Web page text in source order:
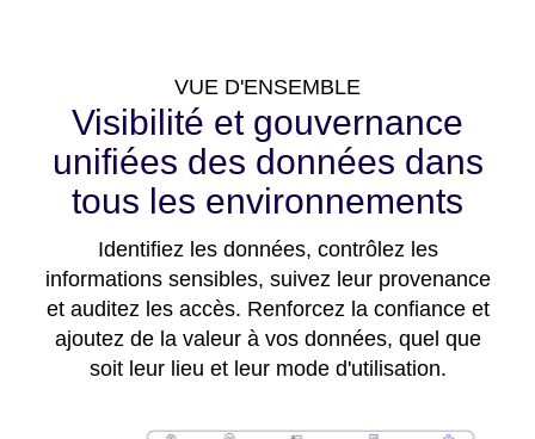
VUE D'ENSEMBLE
Visibilité et gouvernance
unifiées des données dans
tous les environnements
Identifiez les données, contrôlez les
informations sensibles, suivez leur provenance
et auditez les accès. Renforcez la confiance et
ajoutez de la valeur à vos données, quel que
soit leur lieu et leur mode d'utilisation.